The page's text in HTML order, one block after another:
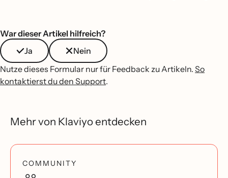
War dieser Artikel hilfreich?
Ja
Nein
Nutze dieses Formular nur für Feedback zu Artikeln. So
kontaktierst du den Support.
Mehr von Klaviyo entdecken
COMMUNITY